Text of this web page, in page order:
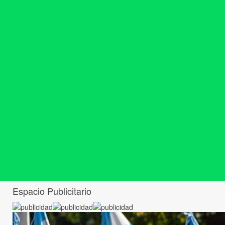
Espacio Publicitario